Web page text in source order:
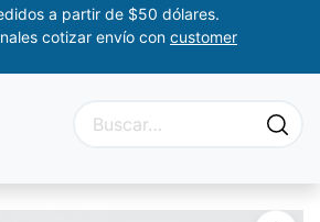
a partir de $50 dólares.
cotizar envío con customer